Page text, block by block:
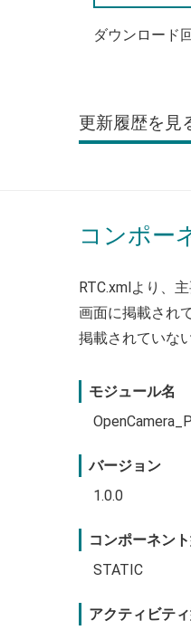
ダウンロード
更新履歴
コンポー
RTC.xmlより、
画面に掲載され
掲載されていな
モジュール名
バージョン
1.0.0
コンポーネン
STATIC
アクティビテ